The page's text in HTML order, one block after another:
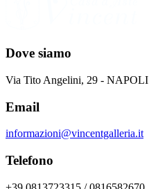
Dove siamo
Via Tito Angelini, 29 - NAPOLI
Email
informazioni@vincentgalleria.it
Telefono